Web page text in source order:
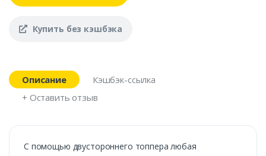
Купить без кэшбэка
Описание
Кэшбэк-ссылка
+ Оставить отзыв
С помощью двустороннего топпера любая